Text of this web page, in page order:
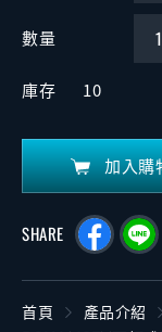
數量
庫存 10
加入購
SHARE
首頁 產品介紹